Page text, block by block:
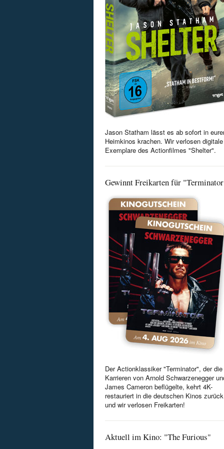
Jason Statham lässt es ab sofort in
Heimkinos krachen. Wir verlosen digitale
Exemplare des Actionfilmes "Shelter".
Gewinnt Freikarten für
Der Actionklassiker "Terminator", der die
Karrieren von Arnold Schwarzenegger
James Cameron beflügelte, kehrt 4K-
restauriert in die deutschen Kinos zurück
und wir verlosen Freikarten!
Aktuell im Kino: "The Furious"